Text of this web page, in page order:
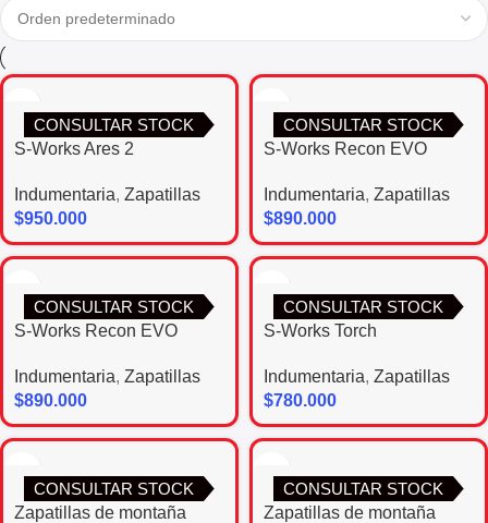
CONSULTAR STOCK
S-Works Ares 2
Indumentaria, Zapatillas
$950.000
CONSULTAR STOCK
S-Works Recon EVO
Indumentaria, Zapatillas
$890.000
CONSULTAR STOCK
S-Works Recon EVO
Indumentaria, Zapatillas
$890.000
CONSULTAR STOCK
S-Works Torch
Indumentaria, Zapatillas
$780.000
CONSULTAR STOCK
Zapatillas de montaña
CONSULTAR STOCK
Zapatillas de montaña